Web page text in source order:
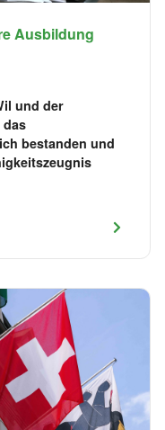
Ausbildung
und der
das
bestanden und